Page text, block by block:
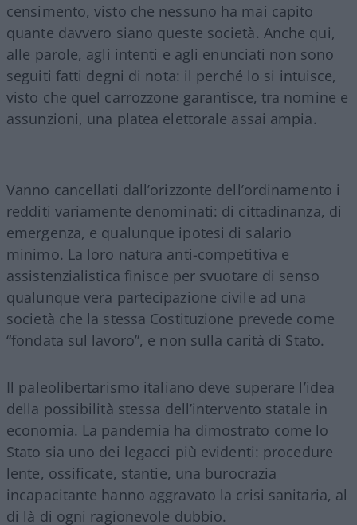
censimento, visto che nessuno ha mai capito
quante davvero siano queste società. Anche qui,
alle parole, agli intenti e agli enunciati non sono
seguiti fatti degni di nota: il perché lo si intuisce,
visto che quel carrozzone garantisce, tra nomine e
assunzioni, una platea elettorale assai ampia.
Vanno cancellati dall’orizzonte dell’ordinamento i
redditi variamente denominati: di cittadinanza, di
emergenza, e qualunque ipotesi di salario
minimo. La loro natura anti-competitiva e
assistenzialistica finisce per svuotare di senso
qualunque vera partecipazione civile ad una
società che la stessa Costituzione prevede come
“fondata sul lavoro”, e non sulla carità di Stato.
Il paleolibertarismo italiano deve superare l’idea
della possibilità stessa dell’intervento statale in
economia. La pandemia ha dimostrato come lo
Stato sia uno dei legacci più evidenti: procedure
lente, ossificate, stantie, una burocrazia
incapacitante hanno aggravato la crisi sanitaria, al
di là di ogni ragionevole dubbio.